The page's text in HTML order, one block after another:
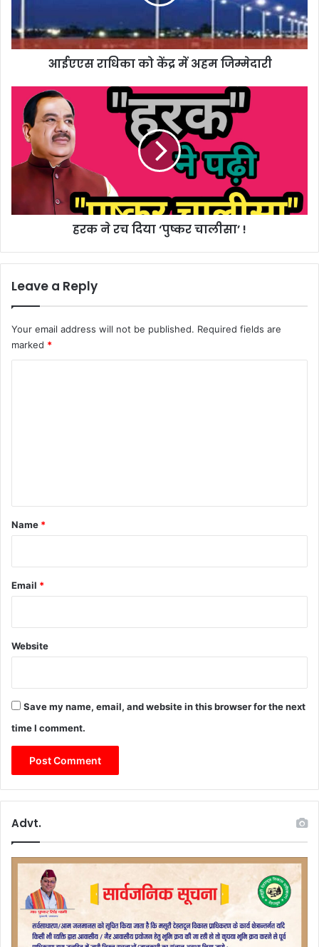
आईएएस राधिका को केंद्र में अहम जिम्मेदारी
दिया
‘पुष्कर
चालीसा’
हरक ने रच दिया ‘पुष्कर चालीसा’ !
Leave a Reply
Your email address will not be published. Required fields are
marked *
*
Name *
Email *
Website
Save my name, email, and website in this browser for the next
time I comment.
Advt.